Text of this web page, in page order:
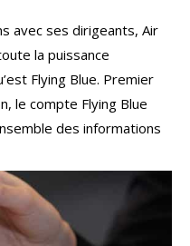
avec ses dirigeants, Air
la puissance
Flying Blue. Premier
le compte Flying Blue
des informations